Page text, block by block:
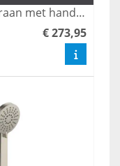
De Rondo opbouw badmengkraan met handdouche in mat goud biedt een stijlvolle en veelzijdige oplossing voor uw badkamer. Met drie standen zorgt deze kraan voor een comfortabele en aangepaste waterstroom, terwijl het luxe ontwerp een moderne uitstraling aan elke ruimte geeft. Geniet van zowel functionaliteit als elegantie met deze hoogwaardige mengkraan.
€ 273,95